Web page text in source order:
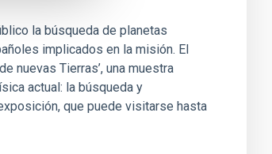
la búsqueda de planetas
implicados en la misión. El
nuevas Tierras’, una muestra
actual: la búsqueda y
que puede visitarse hasta